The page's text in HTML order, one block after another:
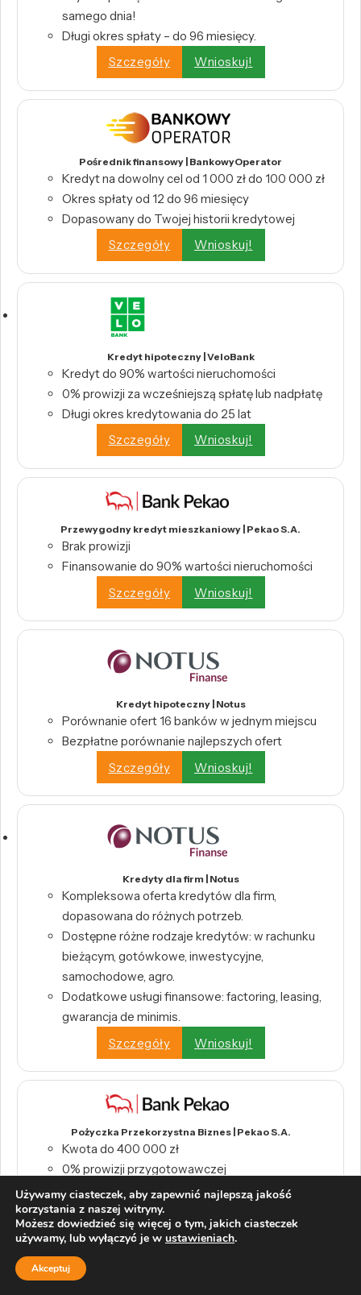
samego dnia!
Długi okres spłaty – do 96 miesięcy.
Szczegóły
Wnioskuj!
Pośrednik finansowy | BankowyOperator
Kredyt na dowolny cel od 1 000 zł do 100 000 zł
Okres spłaty od 12 do 96 miesięcy
Dopasowany do Twojej historii kredytowej
Szczegóły
Wnioskuj!
Kredyt hipoteczny | VeloBank
Kredyt do 90% wartości nieruchomości
0% prowizji za wcześniejszą spłatę lub nadpłatę
Długi okres kredytowania do 25 lat
Szczegóły
Wnioskuj!
Przewygodny kredyt mieszkaniowy | Pekao S.A.
Brak prowizji
Finansowanie do 90% wartości nieruchomości
Szczegóły
Wnioskuj!
Kredyt hipoteczny | Notus
Porównanie ofert 16 banków w jednym miejscu
Bezpłatne porównanie najlepszych ofert
Szczegóły
Wnioskuj!
Kredyty dla firm | Notus
Kompleksowa oferta kredytów dla firm,
dopasowana do różnych potrzeb.
Dostępne różne rodzaje kredytów: w rachunku
bieżącym, gotówkowe, inwestycyjne,
samochodowe, agro.
Dodatkowe usługi finansowe: factoring, leasing,
gwarancja de minimis.
Szczegóły
Wnioskuj!
Pożyczka Przekorzystna Biznes | Pekao S.A.
Kwota do 400 000 zł
0% prowizji przygotowawczej
Decyzja w 45 minut
Na dowolny cel biznesowy
Szczegóły
Wnioskuj!
Używamy ciasteczek, aby zapewnić najlepszą jakość
korzystania z naszej witryny.
Możesz dowiedzieć się więcej o tym, jakich ciasteczek
używamy, lub wyłączyć je w ustawieniach.
Akceptuj